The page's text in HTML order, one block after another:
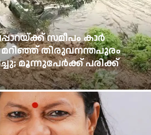
സമീപം കാർ
മറിഞ്ഞ് തിരുവനന്തപുരം
മൂന്നുപേർക്ക് പരിക്ക്